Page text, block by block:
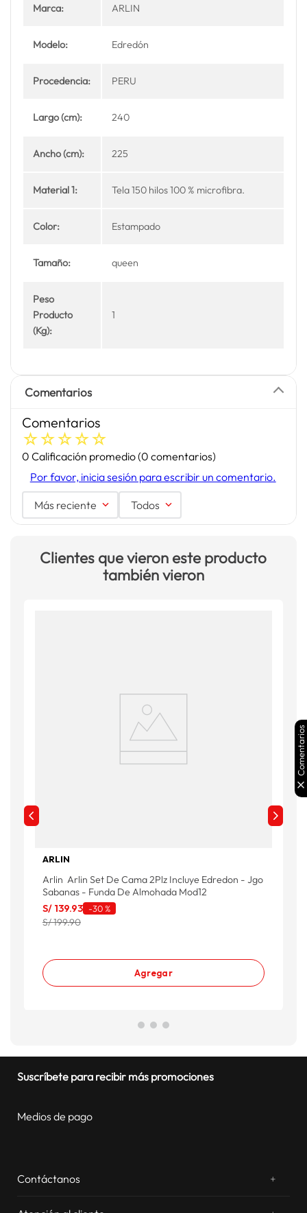
Marca: ARLIN
Modelo: Edredón
Procedencia: PERU
Largo (cm): 240
Ancho (cm): 225
Material 1: Tela 150 hilos 100 % microfibra.
Color: Estampado
Tamaño: queen
Peso
Producto
(Kg):
1
Comentarios
Comentarios
☆☆☆☆☆
0 Calificación promedio(0 comentarios)
Por favor, inicia sesión para escribir un comentario.
Más reciente Todos
Clientes que vieron este producto
también vieron
ARLIN
Arlin Arlin Set De Cama 2Plz Incluye Edredon - Jgo
Sabanas - Funda De Almohada Mod12
S/ 139.93 -30 %
S/ 199.90
Agregar
Suscríbete para recibir más promociones
Medios de pago
Contáctanos +
Comentarios